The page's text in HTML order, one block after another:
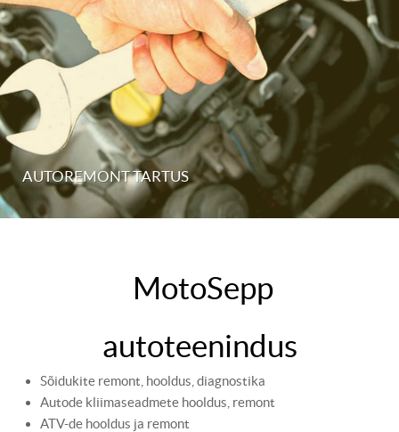
AUTOREMONT TARTUS
MotoSepp
autoteenindus
Sõidukite remont, hooldus, diagnostika
Autode kliimaseadmete hooldus, remont
ATV-de hooldus ja remont